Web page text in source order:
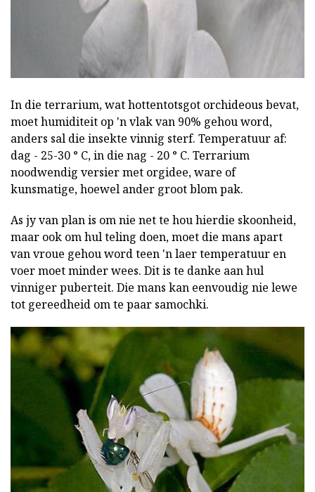
In die terrarium, wat hottentotsgot orchideous bevat,
moet humiditeit op 'n vlak van 90% gehou word,
anders sal die insekte vinnig sterf. Temperatuur af:
dag - 25-30 ° C, in die nag - 20 ° C. Terrarium
noodwendig versier met orgidee, ware of
kunsmatige, hoewel ander groot blom pak.
As jy van plan is om nie net te hou hierdie skoonheid,
maar ook om hul teling doen, moet die mans apart
van vroue gehou word teen 'n laer temperatuur en
voer moet minder wees. Dit is te danke aan hul
vinniger puberteit. Die mans kan eenvoudig nie lewe
tot gereedheid om te paar samochki.